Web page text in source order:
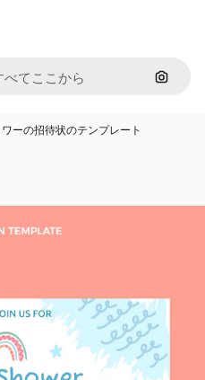
画像で
ーの招待状のテンプレート